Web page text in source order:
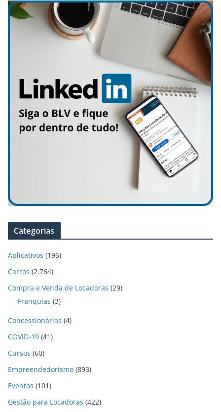
Categorias
Aplicativos (195)
Carros (2.764)
Compra e Venda de Locadoras (29)
Franquias (3)
Concessionárias (4)
COVID-19 (41)
Cursos (60)
Empreendedorismo (893)
Eventos (101)
Gestão para Locadoras (422)